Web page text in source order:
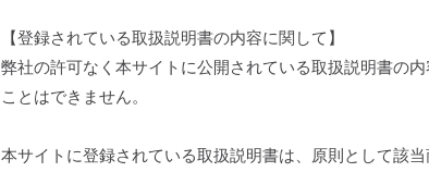
【登録されている取扱説明書の内容に関して】
弊社の許可なく本サイトに公開されている取扱説明書の
ことはできません。
本サイトに登録されている取扱説明書は、原則として該